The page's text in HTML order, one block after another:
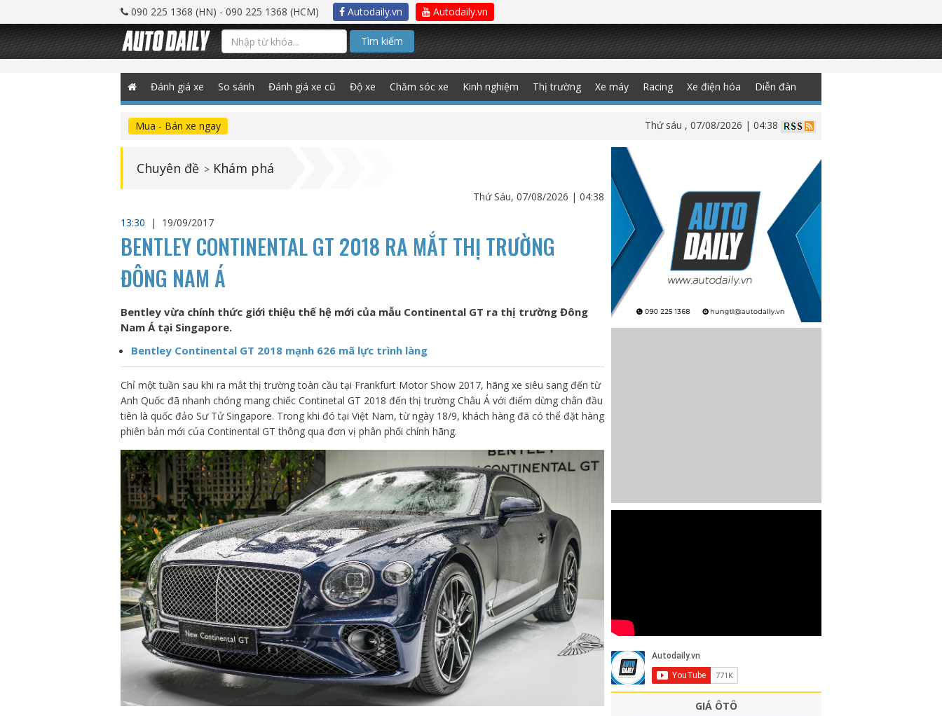
090 225 1368 (HN) - 090 225 1368 (HCM) Autodaily.vn Autodaily.vn
Tìm kiếm
Đánh giá xe So sánh Đánh giá xe cũ Độ xe Chăm sóc xe Kinh nghiệm Thị trường Xe máy Racing Xe điện hóa Diễn đàn
Mua - Bán xe ngay Thứ sáu , 07/08/2026 | 04:38
Chuyên đề > Khám phá
Thứ Sáu, 07/08/2026 | 04:38
13:30
| 19/09/2017
BENTLEY CONTINENTAL GT 2018 RA MẮT THỊ TRƯỜNG
ĐÔNG NAM Á
Bentley vừa chính thức giới thiệu thế hệ mới của mẫu Continental GT ra thị trường Đông
Nam Á tại Singapore.
Bentley Continental GT 2018 mạnh 626 mã lực trình làng
Chỉ một tuần sau khi ra mắt thị trường toàn cầu tại Frankfurt Motor Show 2017, hãng xe siêu sang đến từ
Anh Quốc đã nhanh chóng mang chiếc Continetal GT 2018 đến thị trường Châu Á với điểm dừng chân đầu
tiên là quốc đảo Sư Tử Singapore. Trong khi đó tại Việt Nam, từ ngày 18/9, khách hàng đã có thể đặt hàng
phiên bản mới của Continental GT thông qua đơn vị phân phối chính hãng.
GIÁ ÔTÔ